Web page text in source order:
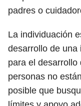
padres o
La individuación
desarrollo de una
para el
personas no
posible que